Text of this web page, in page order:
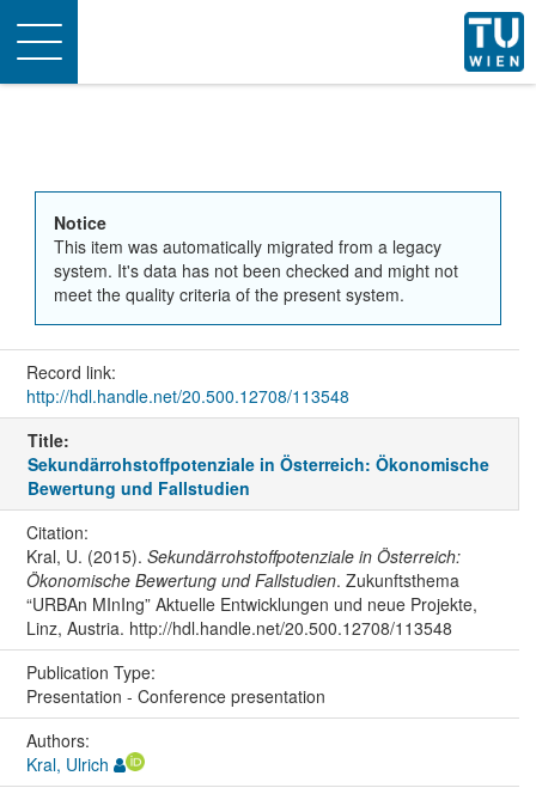
Toggle
navigation
Notice
This item was automatically migrated from a legacy
system. It's data has not been checked and might not
meet the quality criteria of the present system.
Record link:
http://hdl.handle.net/20.500.12708/113548
Title:
Sekundärrohstoffpotenziale in Österreich: Ökonomische
Bewertung und Fallstudien
Citation:
Kral, U. (2015). Sekundärrohstoffpotenziale in Österreich:
Ökonomische Bewertung und Fallstudien. Zukunftsthema
“URBAn MInIng” Aktuelle Entwicklungen und neue Projekte,
Linz, Austria. http://hdl.handle.net/20.500.12708/113548
Publication Type:
Presentation - Conference presentation
Authors:
Kral, Ulrich